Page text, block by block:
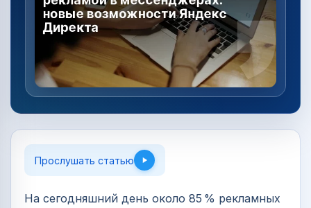
Прослушать статью
На сегодняшний день около 85 % рекламных